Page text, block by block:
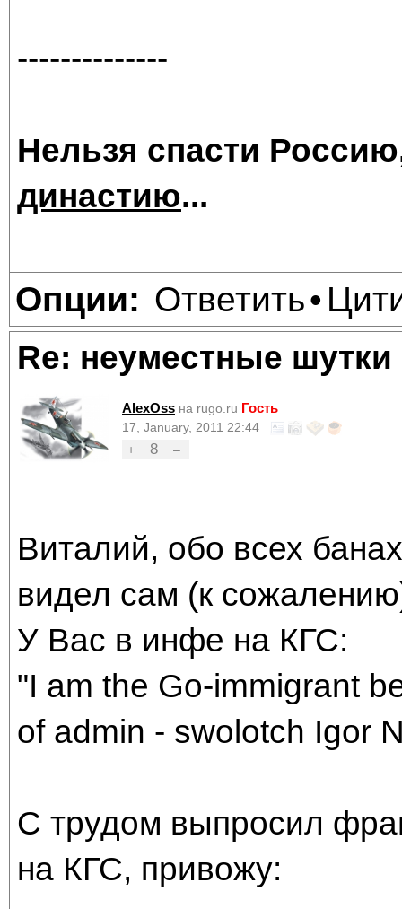
--------------
Нельзя спасти
династию...
Опции: Ответить•
Re: неуместные шутки
AlexOss на rugo.ru Гость
17, January, 2011 22:44
+
8 –
Виталий, обо всех
видел сам (к
У Вас в инфе на КГС:
"I am the Go-immigrant
of admin - swolotch Igor
С трудом выпросил
на КГС, привожу: